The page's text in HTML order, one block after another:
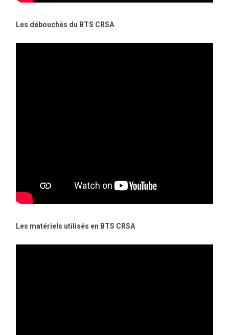
Les débouchés du BTS CRSA
Les matériels utilisés en BTS CRSA